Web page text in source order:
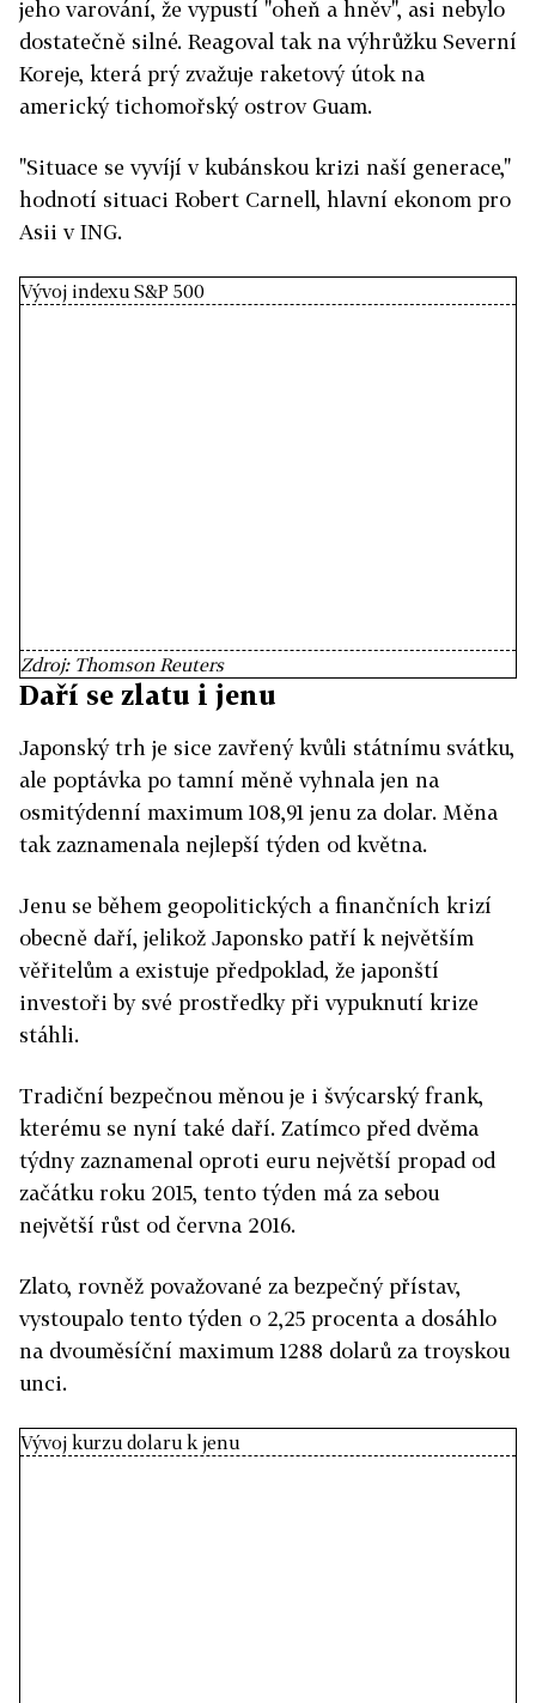
jeho varování, že vypustí "oheň a hněv", asi nebylo
dostatečně silné. Reagoval tak na výhrůžku Severní
Koreje, která prý zvažuje raketový útok na
americký tichomořský ostrov Guam.
"Situace se vyvíjí v kubánskou krizi naší generace,"
hodnotí situaci Robert Carnell, hlavní ekonom pro
Asii v ING.
Vývoj indexu S&P 500
Zdroj: Thomson Reuters
Daří se zlatu i jenu
Japonský trh je sice zavřený kvůli státnímu svátku,
ale poptávka po tamní měně vyhnala jen na
osmitýdenní maximum 108,91 jenu za dolar. Měna
tak zaznamenala nejlepší týden od května.
Jenu se během geopolitických a finančních krizí
obecně daří, jelikož Japonsko patří k největším
věřitelům a existuje předpoklad, že japonští
investoři by své prostředky při vypuknutí krize
stáhli.
Tradiční bezpečnou měnou je i švýcarský frank,
kterému se nyní také daří. Zatímco před dvěma
týdny zaznamenal oproti euru největší propad od
začátku roku 2015, tento týden má za sebou
největší růst od června 2016.
Zlato, rovněž považované za bezpečný přístav,
vystoupalo tento týden o 2,25 procenta a dosáhlo
na dvouměsíční maximum 1288 dolarů za troyskou
unci.
Vývoj kurzu dolaru k jenu